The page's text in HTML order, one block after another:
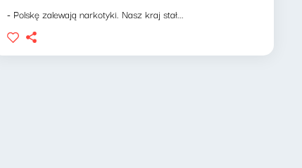
- Polskę zalewają narkotyki. Nasz kraj stał...